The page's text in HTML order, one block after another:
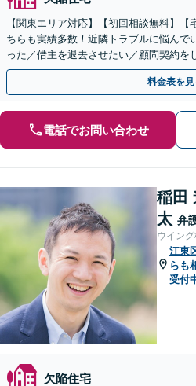
【関東エリア対応】【初回相談無料】
ちらも実績多数！近隣トラブルに悩んで
った／借主を退去させたい／顧問契約を
に精通。他士業と連携し、スピード解決
料金表を見
電話でお問い合わせ
稲田
太 弁
ウイン
江東
らも
受付
欠陥住宅